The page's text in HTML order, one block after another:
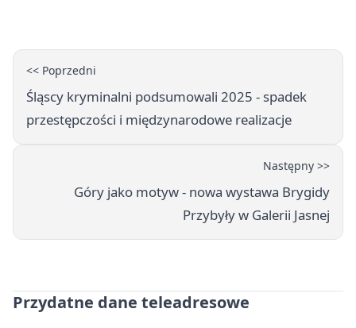
<< Poprzedni
Śląscy kryminalni podsumowali 2025 - spadek
przestępczości i międzynarodowe realizacje
Następny >>
Góry jako motyw - nowa wystawa Brygidy
Przybyły w Galerii Jasnej
Przydatne dane teleadresowe